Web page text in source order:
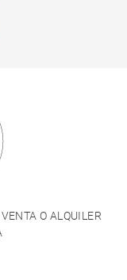
O ALQUILER